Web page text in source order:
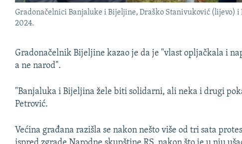
Gradonačelnici Banjaluke i Bijeljine, Draško Stanivuković (lijevo) i
2024.
Gradonačelnik Bijeljine kazao je da je "vlast opljačkala i
a ne narod".
"Banjaluka i Bijeljina žele biti solidarni, ali neka i drugi
Petrović.
Većina građana razišla se nakon nešto više od tri sata